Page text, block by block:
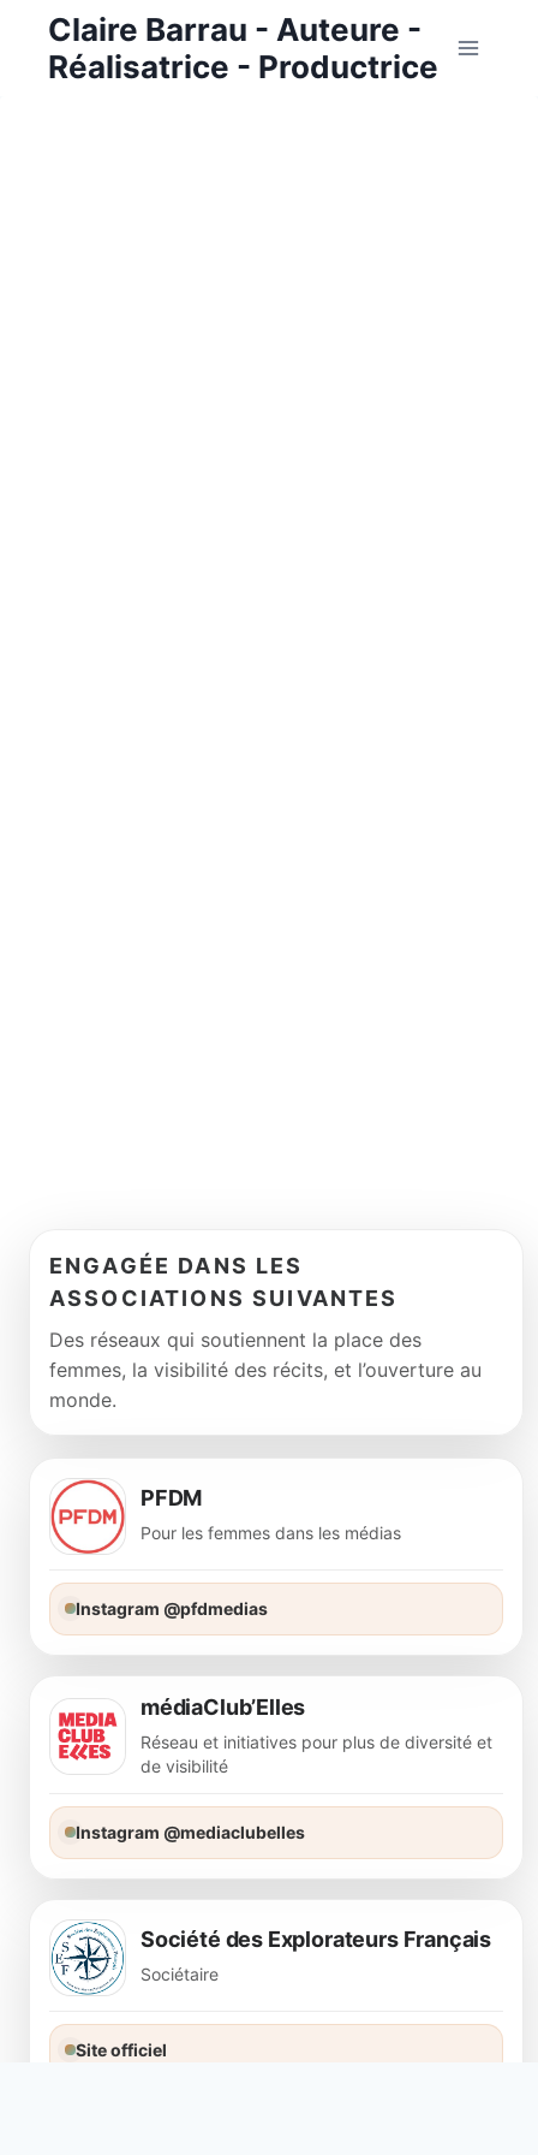
contenu
Claire Barrau - Auteure -
Réalisatrice - Productrice
ENGAGÉE DANS LES
ASSOCIATIONS SUIVANTES
Des réseaux qui soutiennent la place des
femmes, la visibilité des récits, et l’ouverture au
monde.
PFDM
Pour les femmes dans les médias
Instagram @pfdmedias
médiaClub’Elles
Réseau et initiatives pour plus de diversité et
de visibilité
Instagram @mediaclubelles
Société des Explorateurs Français
Sociétaire
Site officiel